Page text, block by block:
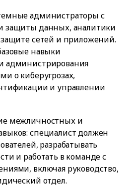
администраторы с
защиты данных, аналитики
сетей и приложений.
навыки
администрирования
о киберугрозах,
и управлении
межличностных и
специалист должен
разрабатывать
и работать в команде с
включая руководство,
отдел.